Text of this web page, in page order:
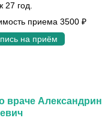
27 год.
приема 3500 ₽
на приём
враче Александрин